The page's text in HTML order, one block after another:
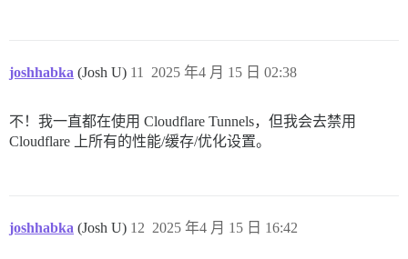
sidekiq-7.3.9/lib/sidekiq/processor.rb:145:in
sidekiq-7.3.9/lib/sidekiq/config.rb:39:in `block in
sidekiq-7.3.9/lib/sidekiq/processor.rb:139:in
sidekiq-7.3.9/lib/sidekiq/job_retry.rb:85:in
sidekiq-7.3.9/lib/sidekiq/processor.rb:132:in
joshhabka (Josh U) 2025 年4 月 15 日 02:38
11
不！我一直都在使用 Cloudflare Tunnels，但我会去禁用
Cloudflare 上所有的性能/缓存/优化设置。
joshhabka (Josh U) 2025 年4 月 15 日 16:42
12